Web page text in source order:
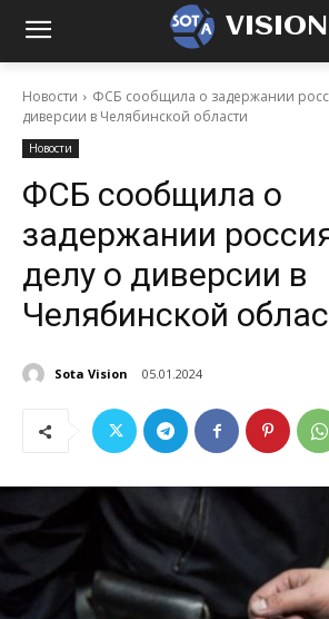
VISION
Новости
ФСБ сообщила о задержании
диверсии в Челябинской области
Новости
ФСБ сообщила о
задержании
делу о диверсии в
Челябинской
Sota Vision 05.01.2024